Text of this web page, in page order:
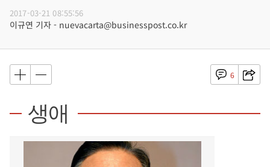
2017-03-21 08:55:56
이규연 기자 - nuevacarta@businesspost.co.kr
6
생애